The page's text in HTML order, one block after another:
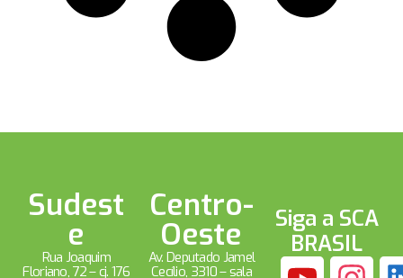
Sudest
e
Rua Joaquim
Floriano, 72 – cj. 176
Centro-
Oeste
Av. Deputado Jamel
Cecílio, 3310 – sala
Siga a SCA
BRASIL